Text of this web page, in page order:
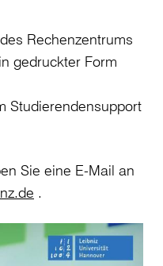
Rechenzentrums
gedruckter Form
Studierendensupport
Sie eine E-Mail an
.